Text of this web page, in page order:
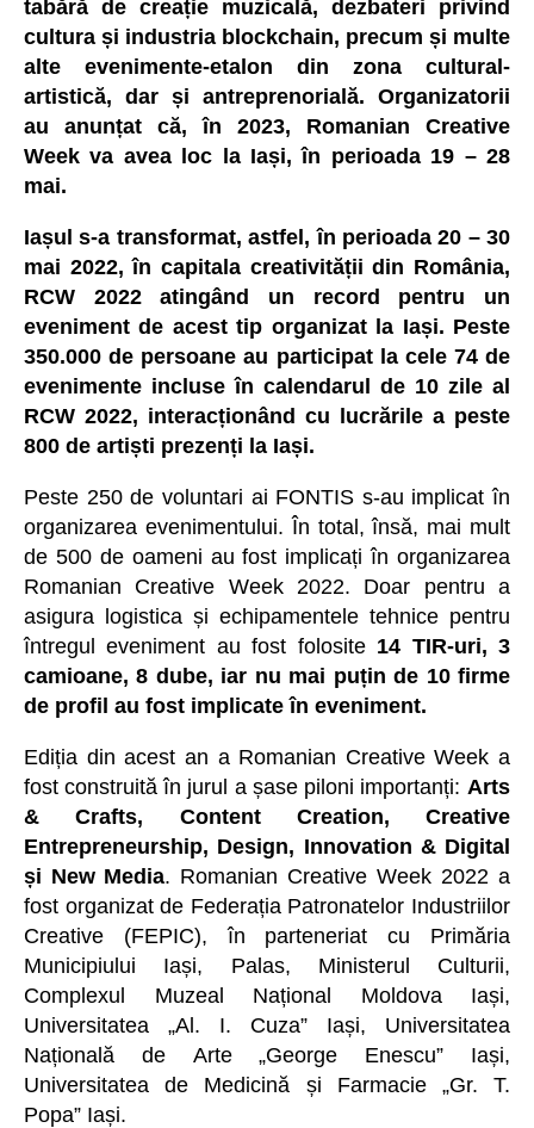
tabără de creație muzicală, dezbateri privind
cultura și industria blockchain, precum și multe
alte evenimente-etalon din zona cultural-
artistică, dar și antreprenorială. Organizatorii
au anunțat că, în 2023, Romanian Creative
Week va avea loc la Iași, în perioada 19 – 28
mai.
Iașul s-a transformat, astfel, în perioada 20 – 30
mai 2022, în capitala creativității din România,
RCW 2022 atingând un record pentru un
eveniment de acest tip organizat la Iași. Peste
350.000 de persoane au participat la cele 74 de
evenimente incluse în calendarul de 10 zile al
RCW 2022, interacționând cu lucrările a peste
800 de artiști prezenți la Iași.
Peste 250 de voluntari ai FONTIS s-au implicat în
organizarea evenimentului. În total, însă, mai mult
de 500 de oameni au fost implicați în organizarea
Romanian Creative Week 2022. Doar pentru a
asigura logistica și echipamentele tehnice pentru
întregul eveniment au fost folosite 14 TIR-uri, 3
camioane, 8 dube, iar nu mai puțin de 10 firme
de profil au fost implicate în eveniment.
Ediția din acest an a Romanian Creative Week a
fost construită în jurul a șase piloni importanți: Arts
& Crafts, Content Creation, Creative
Entrepreneurship, Design, Innovation & Digital
și New Media. Romanian Creative Week 2022 a
fost organizat de Federația Patronatelor Industriilor
Creative (FEPIC), în parteneriat cu Primăria
Municipiului Iași, Palas, Ministerul Culturii,
Complexul Muzeal Național Moldova Iași,
Universitatea „Al. I. Cuza” Iași, Universitatea
Națională de Arte „George Enescu” Iași,
Universitatea de Medicină și Farmacie „Gr. T.
Popa” Iași.